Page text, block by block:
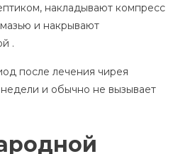
накладывают компресс
и накрывают
.
после лечения чирея
и обычно не вызывает